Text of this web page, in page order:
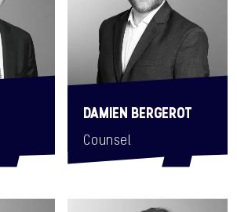
DAMIEN BERGEROT
Counsel